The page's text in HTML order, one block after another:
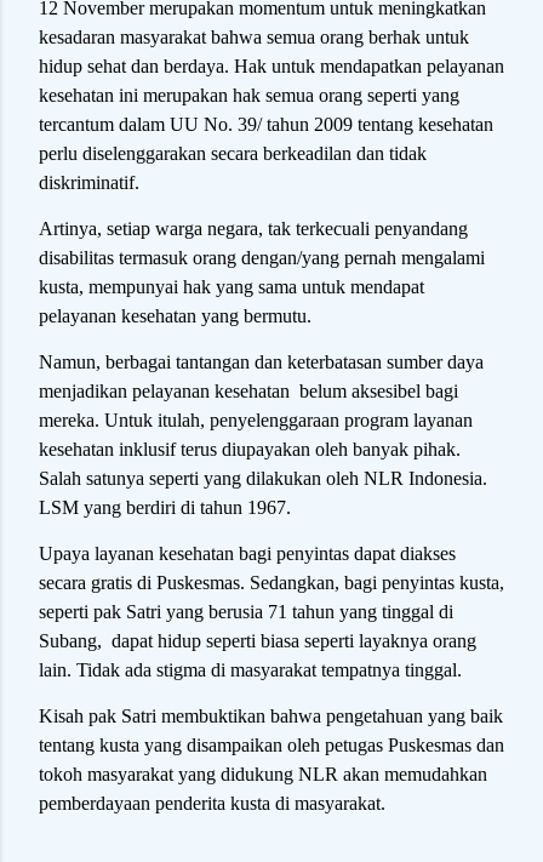
12 November merupakan momentum untuk meningkatkan
kesadaran masyarakat bahwa semua orang berhak untuk
hidup sehat dan berdaya. Hak untuk mendapatkan pelayanan
kesehatan ini merupakan hak semua orang seperti yang
tercantum dalam UU No. 39/ tahun 2009 tentang kesehatan
perlu diselenggarakan secara berkeadilan dan tidak
diskriminatif.
Artinya, setiap warga negara, tak terkecuali penyandang
disabilitas termasuk orang dengan/yang pernah mengalami
kusta, mempunyai hak yang sama untuk mendapat
pelayanan kesehatan yang bermutu.
Namun, berbagai tantangan dan keterbatasan sumber daya
menjadikan pelayanan kesehatan belum aksesibel bagi
mereka. Untuk itulah, penyelenggaraan program layanan
kesehatan inklusif terus diupayakan oleh banyak pihak.
Salah satunya seperti yang dilakukan oleh NLR Indonesia.
LSM yang berdiri di tahun 1967.
Upaya layanan kesehatan bagi penyintas dapat diakses
secara gratis di Puskesmas. Sedangkan, bagi penyintas kusta,
seperti pak Satri yang berusia 71 tahun yang tinggal di
Subang, dapat hidup seperti biasa seperti layaknya orang
lain. Tidak ada stigma di masyarakat tempatnya tinggal.
Kisah pak Satri membuktikan bahwa pengetahuan yang baik
tentang kusta yang disampaikan oleh petugas Puskesmas dan
tokoh masyarakat yang didukung NLR akan memudahkan
pemberdayaan penderita kusta di masyarakat.